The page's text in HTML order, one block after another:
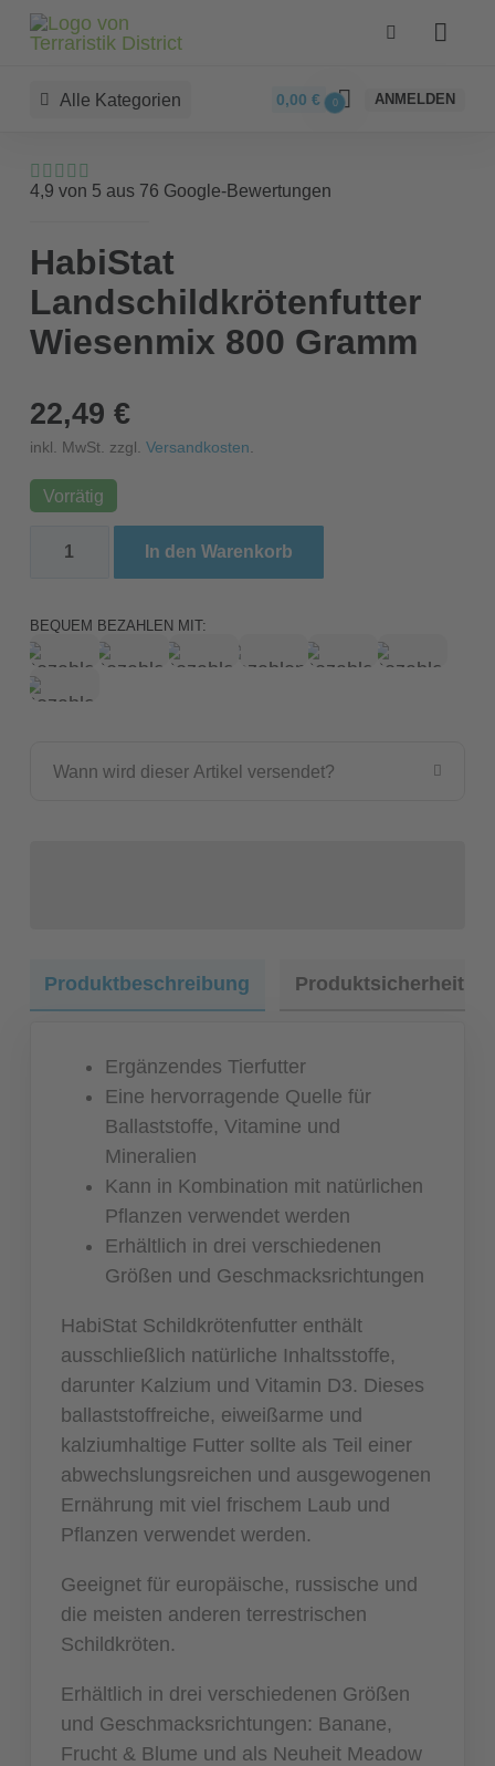
Alle Kategorien 0,00€ 0 ANMELDEN
4,9 von 5 aus 76 Google-Bewertungen
HabiStat
Landschildkrötenfutter
Wiesenmix 800 Gramm
22,49 €
inkl. MwSt. zzgl. Versandkosten
Vorrätig
HabiStat Landschildkrötenfutter Wiesenmix 800
In den Warenkorb
BEQUEM BEZAHLEN MIT:
Wann wird dieser Artikel versendet?
Produktbeschreibung Produktsicherheit
Ergänzendes Tierfutter
Eine hervorragende Quelle für
Ballaststoffe, Vitamine und
Mineralien
Kann in Kombination mit natürlichen
Pflanzen verwendet werden
Erhältlich in drei verschiedenen
Größen und Geschmacksrichtungen
HabiStat Schildkrötenfutter enthält
ausschließlich natürliche Inhaltsstoffe,
darunter Kalzium und Vitamin D3. Dieses
ballaststoffreiche, eiweißarme und
kalziumhaltige Futter sollte als Teil einer
abwechslungsreichen und ausgewogenen
Ernährung mit viel frischem Laub und
Pflanzen verwendet werden.
Geeignet für europäische, russische und
die meisten anderen terrestrischen
Schildkröten.
Erhältlich in drei verschiedenen Größen
und Geschmacksrichtungen: Banane,
Frucht & Blume und als Neuheit Meadow